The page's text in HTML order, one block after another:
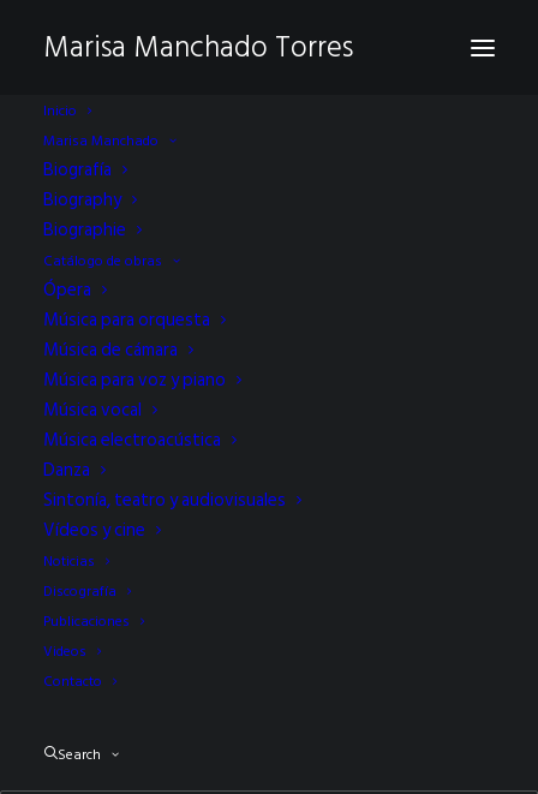
Marisa Manchado Torres
Inicio
Marisa Manchado
Biografía
Biography
Biographie
Catálogo de obras
Ópera
Música para orquesta
Música de cámara
Música para voz y piano
Música vocal
Música electroacústica
Danza
Sintonía, teatro y audiovisuales
Vídeos y cine
Noticias
Discografía
Publicaciones
Videos
Contacto
Search
Estreno de Un mar de
Hielo de Marisa
Manchado